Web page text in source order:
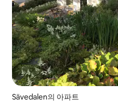
Sävedalen의 아파트